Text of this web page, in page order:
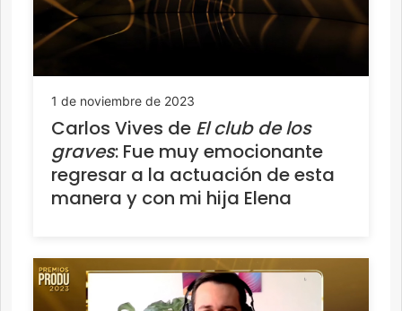
1 de noviembre de 2023
Carlos Vives de El club de los
graves: Fue muy emocionante
regresar a la actuación de esta
manera y con mi hija Elena